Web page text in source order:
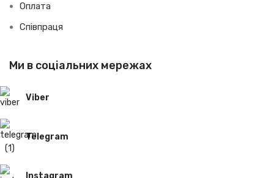
Оплата
Співпраця
Ми в соціальних мережах
Viber
Telegram
Instagram